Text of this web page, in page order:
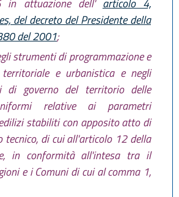
in attuazione dell' articolo 4,
del decreto del Presidente della
del 2001;
strumenti di programmazione e
territoriale e urbanistica e negli
di governo del territorio delle
relative ai parametri
stabiliti con apposito atto di
tecnico, di cui all'articolo 12 della
in conformità all'intesa tra il
e i Comuni di cui al comma 1,